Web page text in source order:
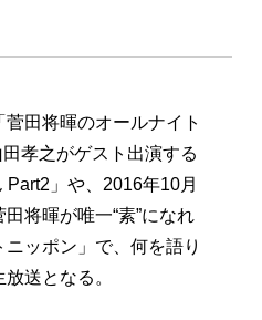
田将暉のオールナイト
孝之がゲスト出演する
」や、2016年10月
将暉が唯一“素”になれ
ッポン」で、何を語り
送となる。